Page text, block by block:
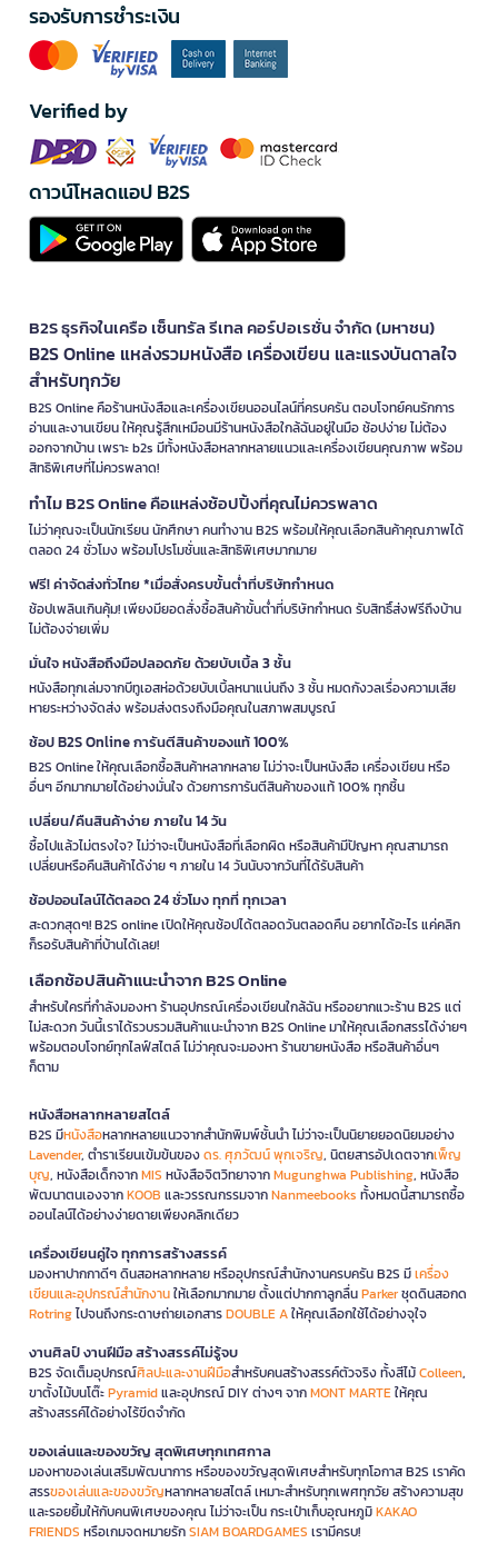
รองรับการชำระเงิน
Verified by
ดาวน์โหลดแอป B2S
B2S ธุรกิจในเครือ เซ็นทรัล รีเทล คอร์ปอเรชั่น จำกัด (มหาชน)
B2S Online แหล่งรวมหนังสือ เครื่องเขียน และแรงบันดาลใจ
สำหรับทุกวัย
B2S Online คือร้านหนังสือและเครื่องเขียนออนไลน์ที่ครบครัน ตอบโจทย์คนรักการ
อ่านและงานเขียน ให้คุณรู้สึกเหมือนมีร้านหนังสือใกล้ฉันอยู่ในมือ ช้อปง่าย ไม่ต้อง
ออกจากบ้าน เพราะ b2s มีทั้งหนังสือหลากหลายแนวและเครื่องเขียนคุณภาพ พร้อม
สิทธิพิเศษที่ไม่ควรพลาด!
ทำไม B2S Online คือแหล่งช้อปปิ้งที่คุณไม่ควรพลาด
ไม่ว่าคุณจะเป็นนักเรียน นักศึกษา คนทำงาน B2S พร้อมให้คุณเลือกสินค้าคุณภาพได้
ตลอด 24 ชั่วโมง พร้อมโปรโมชั่นและสิทธิพิเศษมากมาย
ฟรี! ค่าจัดส่งทั่วไทย *เมื่อสั่งครบขั้นต่ำที่บริษัทกำหนด
ช้อปเพลินเกินคุ้ม! เพียงมียอดสั่งซื้อสินค้าขั้นต่ำที่บริษัทกำหนด รับสิทธิ์ส่งฟรีถึงบ้าน
ไม่ต้องจ่ายเพิ่ม
มั่นใจ หนังสือถึงมือปลอดภัย ด้วยบับเบิ้ล 3 ชั้น
หนังสือทุกเล่มจากบีทูเอสห่อด้วยบับเบิ้ลหนาแน่นถึง 3 ชั้น หมดกังวลเรื่องความเสีย
หายระหว่างจัดส่ง พร้อมส่งตรงถึงมือคุณในสภาพสมบูรณ์
ช้อป B2S Online การันตีสินค้าของแท้ 100%
B2S Online ให้คุณเลือกซื้อสินค้าหลากหลาย ไม่ว่าจะเป็นหนังสือ เครื่องเขียน หรือ
อื่นๆ อีกมากมายได้อย่างมั่นใจ ด้วยการการันตีสินค้าของแท้ 100% ทุกชิ้น
เปลี่ยน/คืนสินค้าง่าย ภายใน 14 วัน
ซื้อไปแล้วไม่ตรงใจ? ไม่ว่าจะเป็นหนังสือที่เลือกผิด หรือสินค้ามีปัญหา คุณสามารถ
เปลี่ยนหรือคืนสินค้าได้ง่าย ๆ ภายใน 14 วันนับจากวันที่ได้รับสินค้า
ช้อปออนไลน์ได้ตลอด 24 ชั่วโมง ทุกที่ ทุกเวลา
สะดวกสุดๆ! B2S online เปิดให้คุณช้อปได้ตลอดวันตลอดคืน อยากได้อะไร แค่คลิก
ก็รอรับสินค้าที่บ้านได้เลย!
เลือกช้อปสินค้าแนะนำจาก B2S Online
สำหรับใครที่กำลังมองหา ร้านอุปกรณ์เครื่องเขียนใกล้ฉัน หรืออยากแวะร้าน B2S แต่
ไม่สะดวก วันนี้เราได้รวบรวมสินค้าแนะนำจาก B2S Online มาให้คุณเลือกสรรได้ง่ายๆ
พร้อมตอบโจทย์ทุกไลฟ์สไตล์ ไม่ว่าคุณจะมองหา ร้านขายหนังสือ หรือสินค้าอื่นๆ
ก็ตาม
หนังสือหลากหลายสไตล์
B2S มีหนังสือหลากหลายแนวจากสำนักพิมพ์ชั้นนำ ไม่ว่าจะเป็นนิยายยอดนิยมอย่าง
Lavender, ตำราเรียนเข้มข้นของดร. ศุภวัฒน์ พุกเจริญ, นิตยสารอัปเดตจากเพ็ญ
บุญ, หนังสือเด็กจากMIS หนังสือจิตวิทยาจากMugunghwa Publishing, หนังสือ
พัฒนาตนเองจากKOOB และวรรณกรรมจากNanmeebooks ทั้งหมดนี้สามารถซื้อ
ออนไลน์ได้อย่างง่ายดายเพียงคลิกเดียว
เครื่องเขียนคู่ใจ ทุกการสร้างสรรค์
มองหาปากกาดีๆ ดินสอหลากหลาย หรืออุปกรณ์สำนักงานครบครัน B2S มีเครื่อง
เขียนและอุปกรณ์สำนักงานให้เลือกมากมาย ตั้งแต่ปากกาลูกลื่นParkerชุดดินสอกด
Rotringไปจนถึงกระดาษถ่ายเอกสารDOUBLE Aให้คุณเลือกใช้ได้อย่างจุใจ
งานศิลป์ งานฝีมือ สร้างสรรค์ไม่รู้จบ
B2S จัดเต็มอุปกรณ์ศิลปะและงานฝีมือสำหรับคนสร้างสรรค์ตัวจริง ทั้งสีไม้Colleen,
ขาตั้งไม้บนโต๊ะPyramidและอุปกรณ์ DIY ต่างๆ จากMONT MARTEให้คุณ
สร้างสรรค์ได้อย่างไร้ขีดจำกัด
ของเล่นและของขวัญ สุดพิเศษทุกเทศกาล
มองหาของเล่นเสริมพัฒนาการ หรือของขวัญสุดพิเศษสำหรับทุกโอกาส B2S เราคัด
สรรของเล่นและของขวัญหลากหลายสไตล์ เหมาะสำหรับทุกเพศทุกวัย สร้างความสุข
และรอยยิ้มให้กับคนพิเศษของคุณ ไม่ว่าจะเป็น กระเป๋าเก็บอุณหภูมิKAKAO
FRIENDS หรือเกมจดหมายรักSIAM BOARDGAMES เรามีครบ!